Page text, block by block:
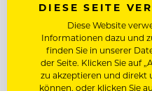
DIESE SEITE
Diese Website
Informationen dazu und
finden Sie in unserer
der Seite. Klicken Sie auf
zu akzeptieren und direkt
können, oder klicken Sie